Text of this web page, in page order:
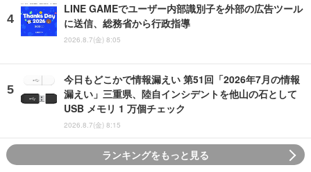
LINE GAMEでユーザー内部識別子を外部の広告ツール
に送信、総務省から行政指導
2026.8.7(金) 8:05
今日もどこかで情報漏えい 第51回「2026年7月の情報
漏えい」三重県、陸自インシデントを他山の石として
USB メモリ 1 万個チェック
2026.8.7(金) 8:15
ランキングをもっと見る